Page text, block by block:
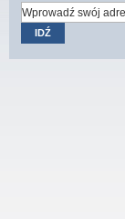
IDŹ